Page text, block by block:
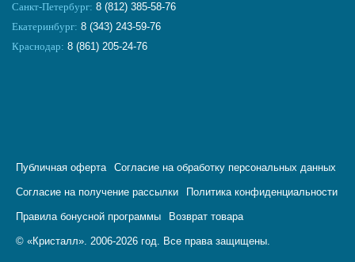
Санкт-Петербург: 8 (812) 385-58-76
Екатеринбург: 8 (343) 243-59-76
Краснодар: 8 (861) 205-24-76
© «Кристалл». 2006-2026 год. Все права защищены.
Публичная оферта Согласие на обработку персональных данных
Согласие на получение рассылки Политика конфиденциальности
Правила бонусной программы Возврат товара